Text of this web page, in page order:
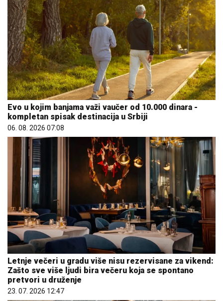
Evo u kojim banjama važi vaučer od 10.000 dinara -
kompletan spisak destinacija u Srbiji
06. 08. 2026 07:08
Letnje večeri u gradu više nisu rezervisane za vikend:
Zašto sve više ljudi bira večeru koja se spontano
pretvori u druženje
23. 07. 2026 12:47